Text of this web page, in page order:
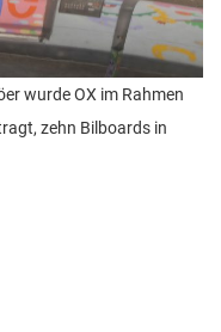
wurde OX im Rahmen
zehn Bilboards in